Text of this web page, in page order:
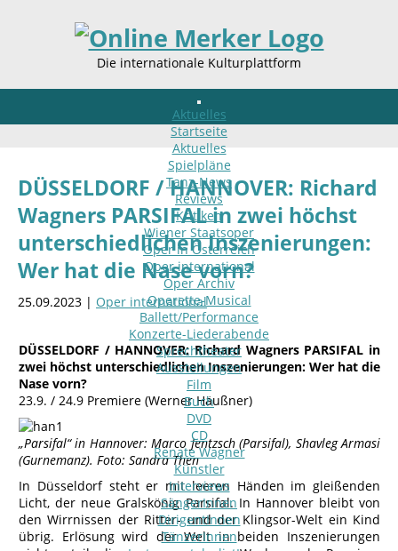
Die internationale Kulturplattform
Aktuelles
Startseite
Aktuelles
Spielpläne
Tanz-News
Reviews
Kritiken
Wiener Staatsoper
Oper in Österreich
Oper international
Oper Archiv
Operette-Musical
Ballett/Performance
Konzerte-Liederabende
Sprechtheater
Ausstellungen
Film
Buch
DVD
CD
Renate Wagner
Künstler
Interviews
SängerInnen
DirigentInnen
TänzerInnen
DÜSSELDORF / HANNOVER: Richard
Wagners PARSIFAL in zwei höchst
unterschiedlichen Inszenierungen:
Wer hat die Nase vorn?
25.09.2023 | Oper international
DÜSSELDORF / HANNOVER: Richard Wagners PARSIFAL in
zwei höchst unterschiedlichen Inszenierungen: Wer hat die
Nase vorn?
23.9. / 24.9 Premiere (Werner Häußner)
„Parsifal“ in Hannover: Marco Jentzsch (Parsifal), Shavleg Armasi
(Gurnemanz). Foto: Sandra Then
In Düsseldorf steht er mit leeren Händen im gleißenden
Licht, der neue Gralskönig Parsifal. In Hannover bleibt von
den Wirrnissen der Ritter- und der Klingsor-Welt ein Kind
übrig. Erlösung wird der Welt in beiden Inszenierungen